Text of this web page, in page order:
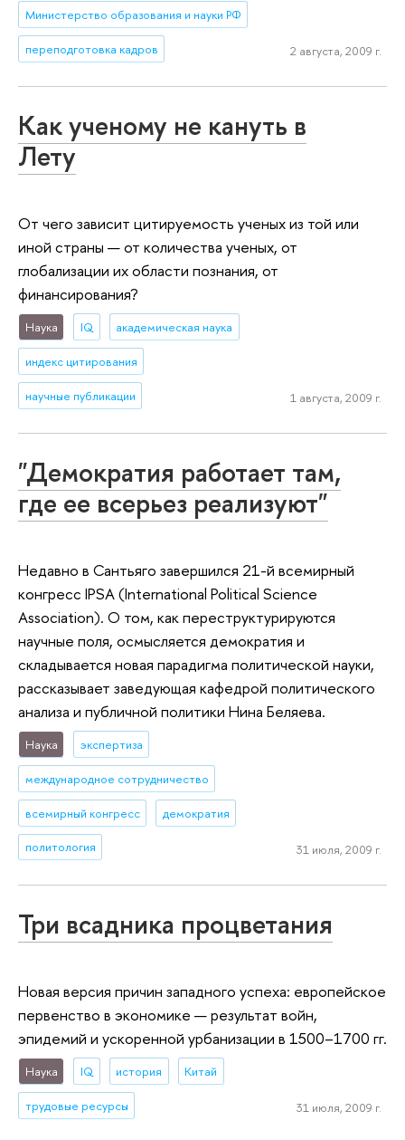
Министерство образования и науки РФ
переподготовка кадров 2 августа, 2009 г.
Как ученому не кануть в
Лету
От чего зависит цитируемость ученых из той или
иной страны — от количества ученых, от
глобализации их области познания, от
финансирования?
Наука IQ академическая наука
индекс цитирования
научные публикации 1 августа, 2009 г.
"Демократия работает там,
где ее всерьез реализуют"
Недавно в Сантьяго завершился 21-й всемирный
конгресс IPSA (International Political Science
Association). О том, как переструктурируются
научные поля, осмысляется демократия и
складывается новая парадигма политической науки,
рассказывает заведующая кафедрой политического
анализа и публичной политики Нина Беляева.
Наука экспертиза
международное сотрудничество
всемирный конгресс демократия
политология 31 июля, 2009 г.
Три всадника процветания
Новая версия причин западного успеха: европейское
первенство в экономике — результат войн,
эпидемий и ускоренной урбанизации в 1500–1700 гг.
Наука IQ история Китай
трудовые ресурсы 31 июля, 2009 г.